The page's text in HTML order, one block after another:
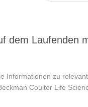
dem Laufenden
Informationen zu
Coulter Life